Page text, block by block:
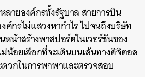
ายองค์กรทั้งรัฐบาล สายการบิน
ค์กรไม่แสวงหากำไร ไปจนถึงบริษัท
หน้าสร้างพาสปอร์ตในเวอร์ชันของ
ม่น้อยเลือกที่จะเดินบนเส้นทางดิจิตอล
วกในการพกพาและตรวจสอบ